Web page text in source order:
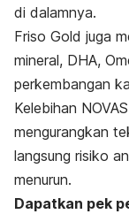
di dalamnya.
Friso Gold juga
mineral, DHA,
perkembangan
Kelebihan
mengurangkan
langsung risiko
menurun.
Dapatkan pek